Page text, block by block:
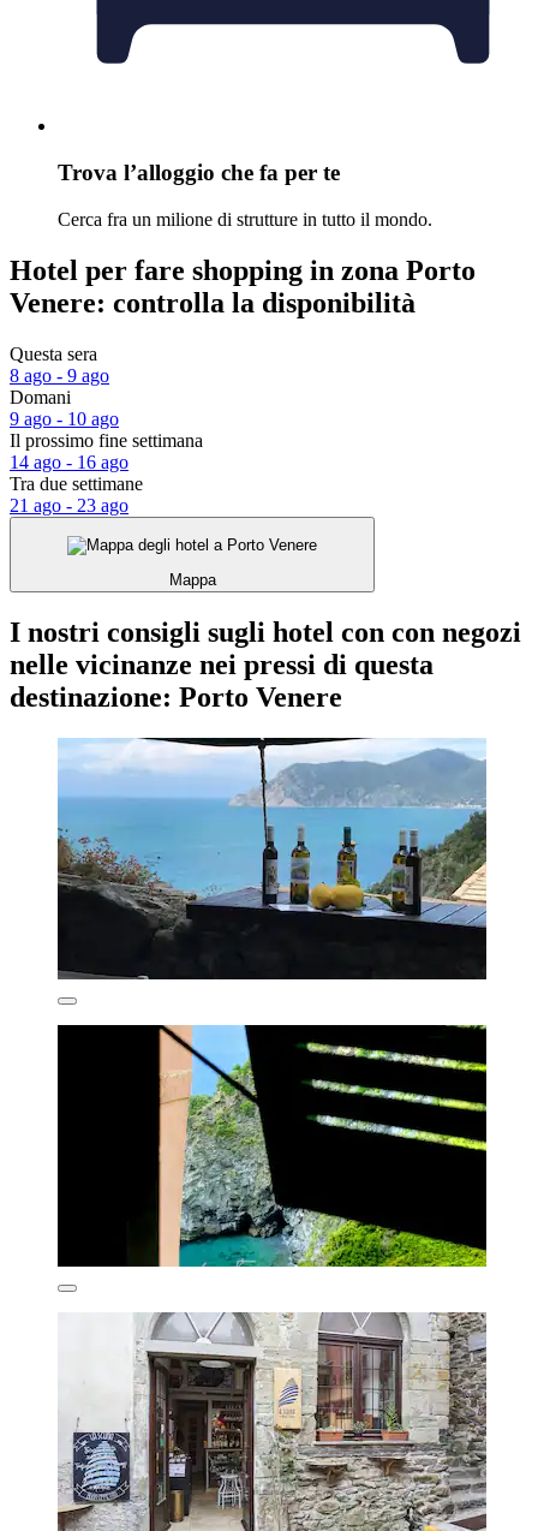
Trova l’alloggio che fa per te
Cerca fra un milione di strutture in tutto il mondo.
Hotel per fare shopping in zona Porto
Venere: controlla la disponibilità
Questa sera
8 ago - 9 ago
Domani
9 ago - 10 ago
Il prossimo fine settimana
14 ago - 16 ago
Tra due settimane
21 ago - 23 ago
Mappa
I nostri consigli sugli hotel con con negozi
nelle vicinanze nei pressi di questa
destinazione: Porto Venere